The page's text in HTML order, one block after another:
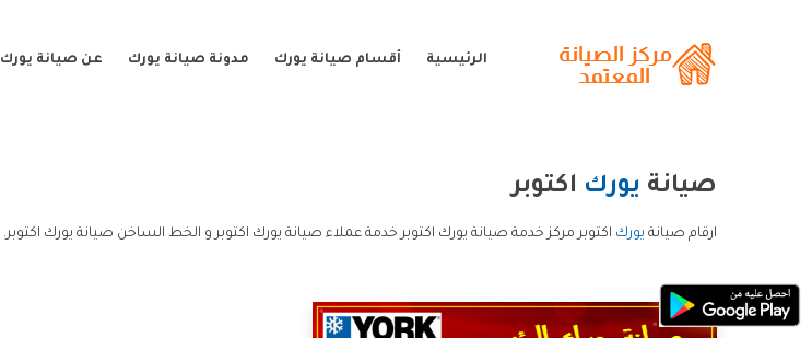
الرئيسية أقسام صيانة يورك مدونة صيانة يورك عن صيانة يورك
صيانة يورك اكتوبر
ارقام صيانة يورك اكتوبر مركز خدمة صيانة يورك اكتوبر خدمة عملاء صيانة يورك اكتوبر و الخط الساخن صيانة يورك اكتوبر.